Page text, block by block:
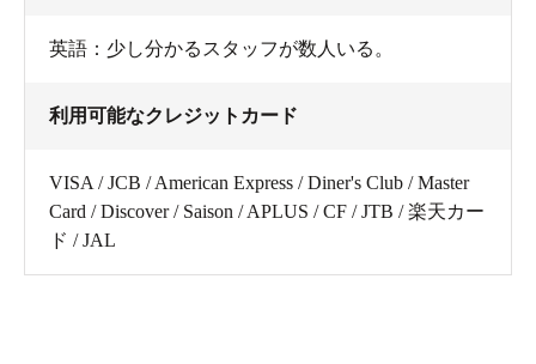
英語：少し分かるスタッフが数人いる。
利用可能なクレジットカード
VISA / JCB / American Express / Diner's Club / Master
Card / Discover / Saison / APLUS / CF / JTB / 楽天カー
ド / JAL